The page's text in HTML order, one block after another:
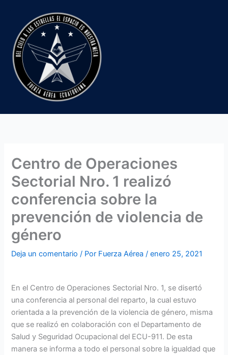
contenido
Centro de Operaciones
Sectorial Nro. 1 realizó
conferencia sobre la
prevención de violencia de
género
Deja un comentario / Por Fuerza Aérea/enero 25, 2021
En el Centro de Operaciones Sectorial Nro. 1, se disertó
una conferencia al personal del reparto, la cual estuvo
orientada a la prevención de la violencia de género, misma
que se realizó en colaboración con el Departamento de
Salud y Seguridad Ocupacional del ECU-911. De esta
manera se informa a todo el personal sobre la igualdad que